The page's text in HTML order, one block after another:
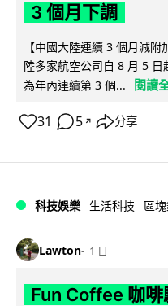
3 個月下調
【中國大陸連續 3 個月減
陸多家航空公司自 8 月 5 日
為年內連續第 3 個...
閱讀
31 5 ↗ 分享
科技娛樂 生活科技 區
Lawton 1 日
Fun Coffee 咖啡